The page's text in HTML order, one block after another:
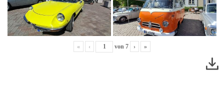
« ‹ von 7 › »